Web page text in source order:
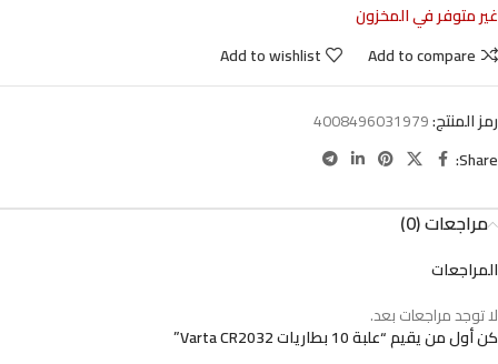
غير متوفر في المخزون
Add to compare
Add to wishlist
رمز المنتج:4008496031979
Share:
مراجعات (0)
المراجعات
لا توجد مراجعات بعد.
كن أول من يقيم “علبة 10 بطاريات Varta CR2032”